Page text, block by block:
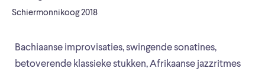
Bachiaanse improvisaties, swingende sonatines,
betoverende klassieke stukken, Afrikaanse jazzritmes
Schiermonnikoog 2018